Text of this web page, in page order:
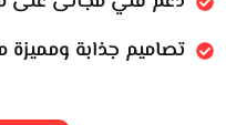
تصاميم جذابة ومميزة